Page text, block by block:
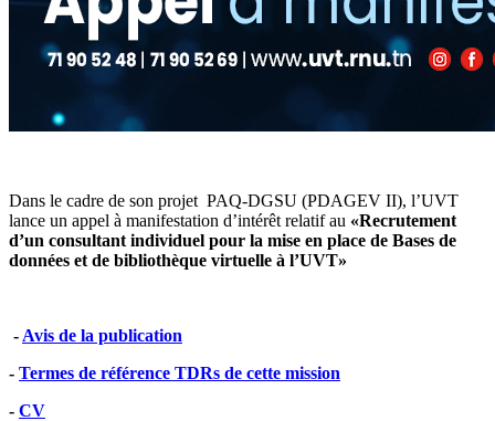
Dans le cadre de son projet PAQ-DGSU (PDAGEV II), l’UVT
lance un appel à manifestation d’intérêt relatif au «Recrutement
d’un consultant individuel pour la mise en place de Bases de
données et de bibliothèque virtuelle à l’UVT»
- Avis de la publication
- Termes de référence TDRs de cette mission
- CV